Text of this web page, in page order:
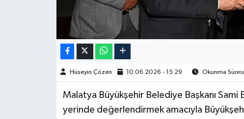
Hüseyin Çözen 10.06.2026 - 15:29 Okunma
Malatya Büyükşehir Belediye Başkanı
yerinde değerlendirmek amacıyla
Hava Durumu
Kim kimdir?